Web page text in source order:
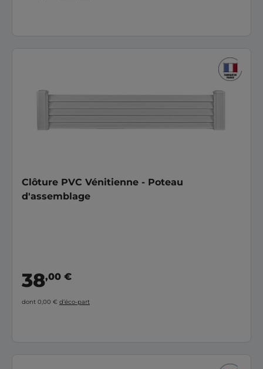
Clôture PVC Vénitienne - Poteau
d'assemblage
38,00 €
dont 0,00 € d’éco-part